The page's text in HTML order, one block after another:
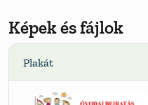
Képek és fájlok
Plakát